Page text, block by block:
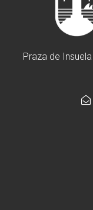
Praza de